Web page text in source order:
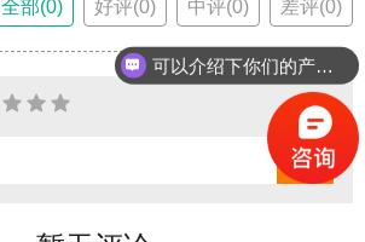
全部(0) 好评(0) 中评(0) 差评(0)
可以介绍下你们的产品么？